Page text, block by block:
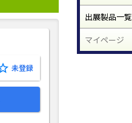
出展製品一覧
マイページ